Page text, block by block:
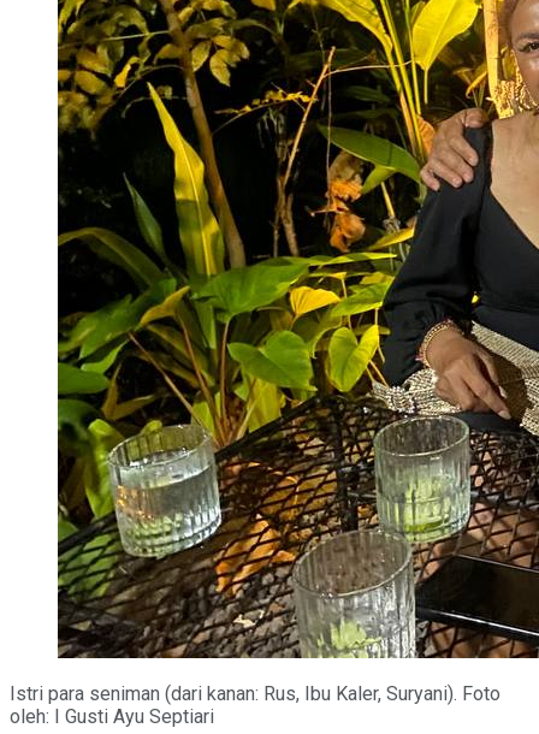
Istri para seniman (dari kanan: Rus, Ibu Kaler, Suryani). Foto
oleh: I Gusti Ayu Septiari